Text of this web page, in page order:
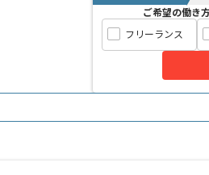
ご希望の働き
フリーランス